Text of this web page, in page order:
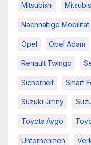
Mitsubishi
Nachhaltige Mobilität
Opel Opel Adam
Renault Twingo
Sicherheit Smart
Suzuki Jimny
Toyota Aygo
Unternehmen